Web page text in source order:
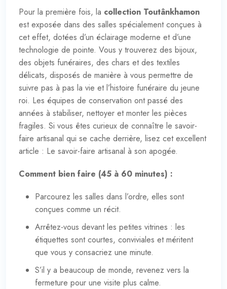
Pour la première fois, la collection Toutânkhamon
est exposée dans des salles spécialement conçues à
cet effet, dotées d’un éclairage moderne et d’une
technologie de pointe. Vous y trouverez des bijoux,
des objets funéraires, des chars et des textiles
délicats, disposés de manière à vous permettre de
suivre pas à pas la vie et l’histoire funéraire du jeune
roi. Les équipes de conservation ont passé des
années à stabiliser, nettoyer et monter les pièces
fragiles. Si vous êtes curieux de connaître le savoir-
faire artisanal qui se cache derrière, lisez cet excellent
article : Le savoir-faire artisanal à son apogée.
Comment bien faire (45 à 60 minutes) :
Parcourez les salles dans l’ordre, elles sont
conçues comme un récit.
Arrêtez-vous devant les petites vitrines : les
étiquettes sont courtes, conviviales et méritent
que vous y consacriez une minute.
S’il y a beaucoup de monde, revenez vers la
fermeture pour une visite plus calme.